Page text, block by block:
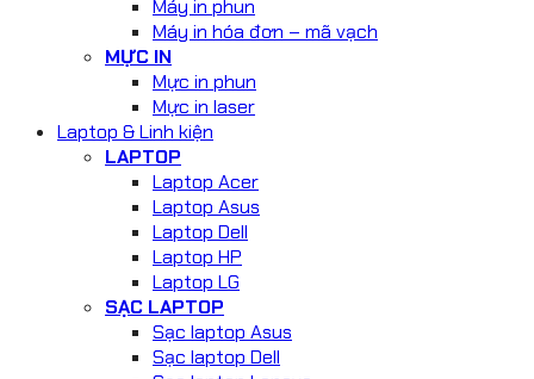
Máy in phun
Máy in hóa đơn – mã vạch
MỰC IN
Mực in phun
Mực in laser
Laptop & Linh kiện
LAPTOP
Laptop Acer
Laptop Asus
Laptop Dell
Laptop HP
Laptop LG
SẠC LAPTOP
Sạc laptop Asus
Sạc laptop Dell